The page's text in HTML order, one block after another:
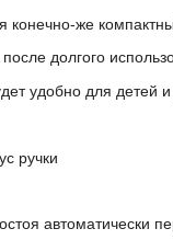
конечно-же
долгого
удобно для детей
ручки
автоматически